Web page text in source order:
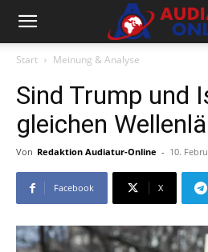
Start Meinung & Analyse
Sind Trump und
gleichen
Von Redaktion Audiatur-Online - 10.
Facebook X